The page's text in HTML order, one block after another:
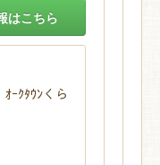
はこちら
ｰｸﾀｳﾝくら